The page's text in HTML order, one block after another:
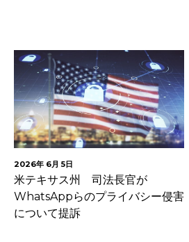
2026年 6月 5日
米テキサス州 司法長官が
WhatsAppらのプライバシー侵害
について提訴